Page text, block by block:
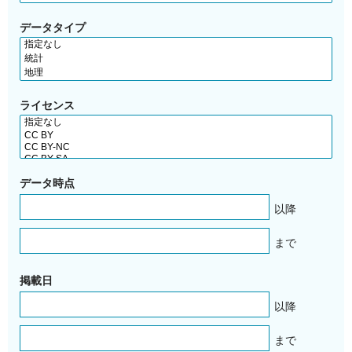
データタイプ
ライセンス
データ時点
以降
まで
掲載日
以降
まで